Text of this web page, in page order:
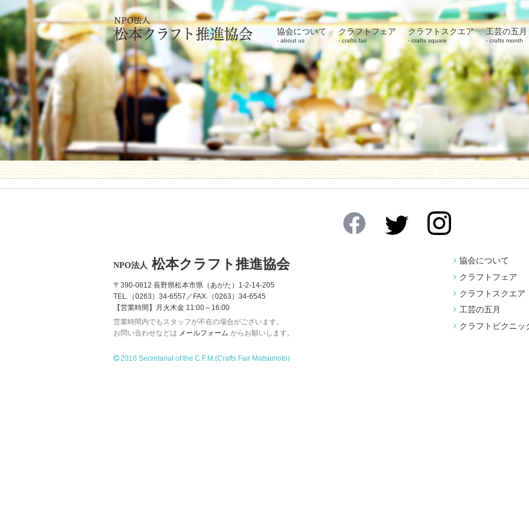
協会について
about us
クラフトフェア
crafts fair
クラフトスクエア
crafts square
工芸の五月
crafts month
協会について
クラフトフェア
クラフトスクエア
工芸の五月
クラフトピクニッ
NPO法人 松本クラフト推進協会
〒390-0812 長野県松本市県（あがた）1-2-14-205
TEL.（0263）34-6557／FAX.（0263）34-6545
【営業時間】月火木金 11:00～16:00
営業時間内でもスタッフが不在の場合がございます。
お問い合わせなどは メールフォーム からお願いします。
2016 Secretariat of the C.F.M.(Crafts Fair Matsumoto)